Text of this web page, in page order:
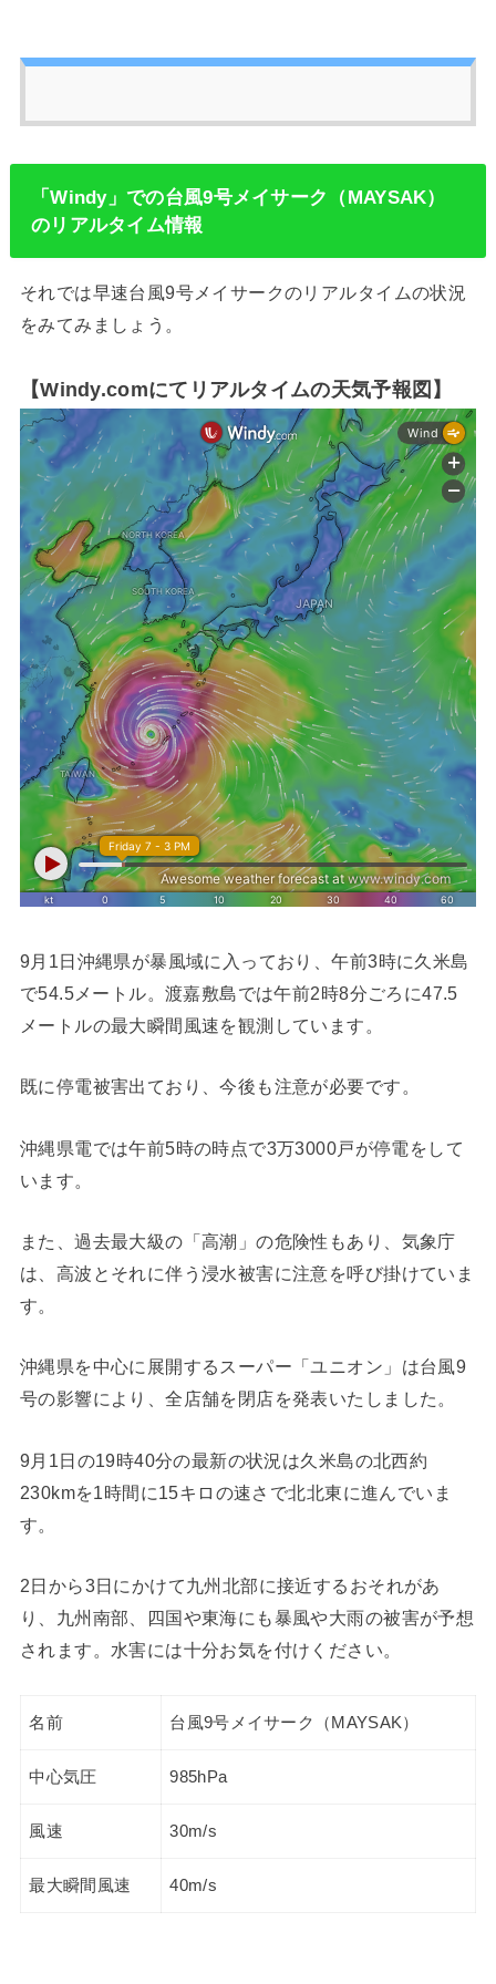
「Windy」での台風9号メイサーク（MAYSAK）
のリアルタイム情報
それでは早速台風9号メイサークのリアルタイムの状況
をみてみましょう。
【Windy.comにてリアルタイムの天気予報図】
9月1日沖縄県が暴風域に入っており、午前3時に久米島
で54.5メートル。渡嘉敷島では午前2時8分ごろに47.5
メートルの最大瞬間風速を観測しています。
既に停電被害出ており、今後も注意が必要です。
沖縄県電では午前5時の時点で3万3000戸が停電をして
います。
また、過去最大級の「高潮」の危険性もあり、気象庁
は、高波とそれに伴う浸水被害に注意を呼び掛けていま
す。
沖縄県を中心に展開するスーパー「ユニオン」は台風9
号の影響により、全店舗を閉店を発表いたしました。
9月1日の19時40分の最新の状況は久米島の北西約
230kmを1時間に15キロの速さで北北東に進んでいま
す。
2日から3日にかけて九州北部に接近するおそれがあ
り、九州南部、四国や東海にも暴風や大雨の被害が予想
されます。水害には十分お気を付けください。
名前 台風9号メイサーク（MAYSAK）
中心気圧 985hPa
風速 30m/s
最大瞬間風速 40m/s